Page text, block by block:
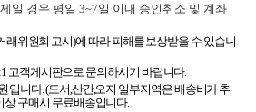
일 경우 평일 3~7일 이내 승인취소 및 계좌
래위원회 고시)에 따라 피해를 보상받을 수 있습니
고객게시판으로 문의하시기 바랍니다.
입니다. (도서,산간,오지 일부지역은 배송비가 추
상 구매시 무료배송입니다.